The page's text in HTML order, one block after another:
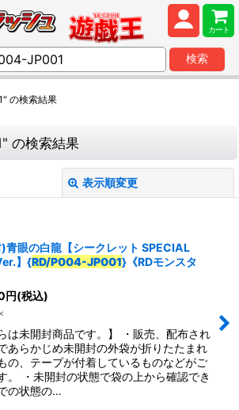
カート
検索
の検索結果
の検索結果
表示順変更
青眼の白龍【シークレット SPECIAL
】{RD/P004-JP001}《RDモンスタ
円(税込)
は未開封商品です。】 ・販売、配布され
あらかじめ未開封の外袋が折りたたまれ
の、テープが付着しているものなどがご
。 ・未開封の状態で袋の上から確認でき
の状態の…